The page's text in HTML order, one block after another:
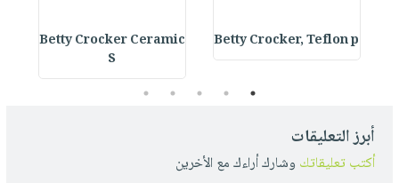
Betty Crocker, Teflon p
Betty Crocker Ceramic
S
1
2
3
4
5
أبرز التعليقات
أكتب تعليقاتك وشارك أراءك مع الأخرين